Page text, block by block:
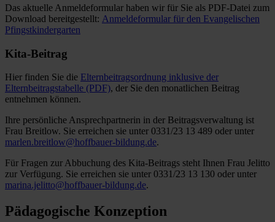
Das aktuelle Anmeldeformular haben wir für Sie als PDF-Datei zum
Download bereitgestellt: Anmeldeformular für den Evangelischen
Pfingstkindergarten
Kita-Beitrag
Hier finden Sie die Elternbeitragsordnung inklusive der
Elternbeitragstabelle (PDF), der Sie den monatlichen Beitrag
entnehmen können.
Ihre persönliche Ansprechpartnerin in der Beitragsverwaltung ist
Frau Breitlow. Sie erreichen sie unter 0331/23 13 489 oder unter
marlen.breitlow@hoffbauer-bildung.de.
Für Fragen zur Abbuchung des Kita-Beitrags steht Ihnen Frau Jelitto
zur Verfügung. Sie erreichen sie unter 0331/23 13 130 oder unter
marina.jelitto@hoffbauer-bildung.de.
Pädagogische Konzeption